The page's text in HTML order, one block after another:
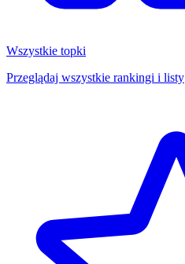
Wszystkie topki
Przeglądaj wszystkie rankingi i listy